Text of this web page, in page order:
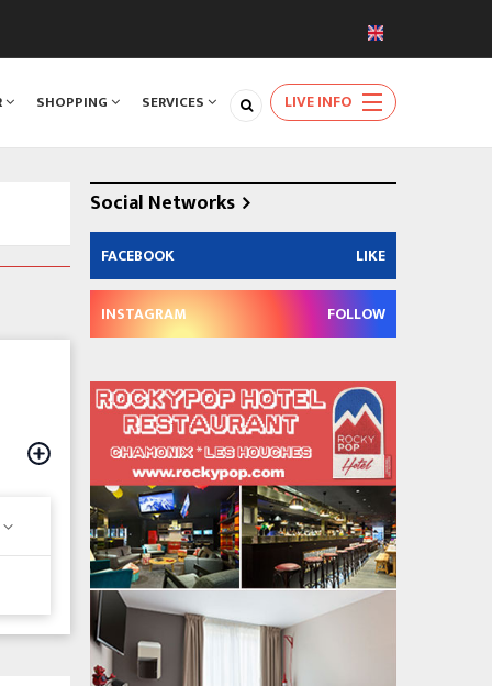
SHOPPING SERVICES LIVE INFO
Social Networks
FACEBOOK LIKE
INSTAGRAM FOLLOW